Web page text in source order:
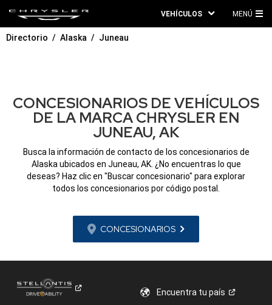
VEHÍCULOS MENÚ
Directorio Alaska Juneau
CONCESIONARIOS DE VEHÍCULOS
DE LA MARCA CHRYSLER EN
JUNEAU, AK
Busca la información de contacto de los concesionarios de
Alaska ubicados en Juneau, AK. ¿No encuentras lo que
deseas? Haz clic en "Buscar concesionario" para explorar
todos los concesionarios por código postal.
CONCESIONARIOS
Encuentra tupaís